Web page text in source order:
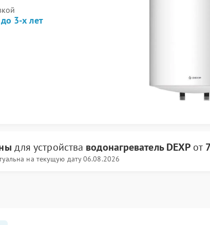
до 3-х лет
для устройства водонагреватель DEXP от
на текущую дату 06.08.2026